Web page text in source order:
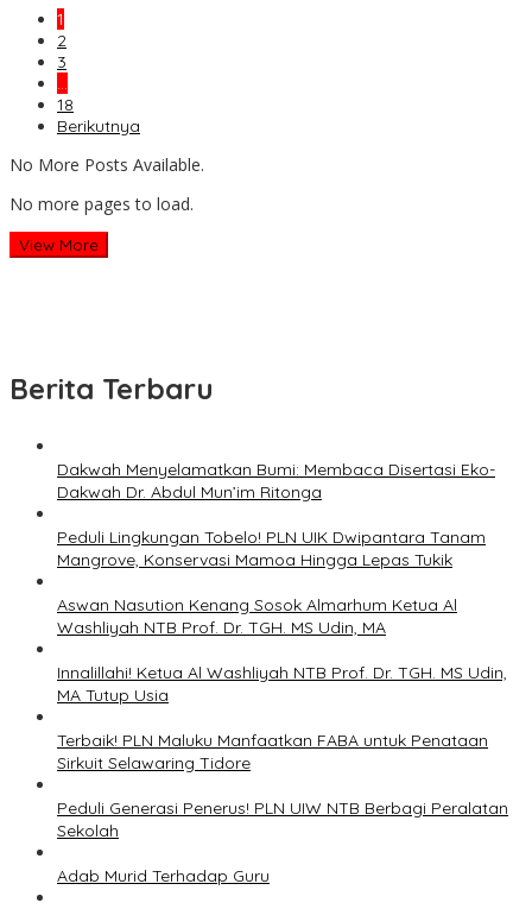
1
2
3
…
18
Berikutnya
No More Posts Available.
No more pages to load.
View More
Berita Terbaru
Dakwah Menyelamatkan Bumi: Membaca Disertasi Eko-
Dakwah Dr. Abdul Mun’im Ritonga
Peduli Lingkungan Tobelo! PLN UIK Dwipantara Tanam
Mangrove, Konservasi Mamoa Hingga Lepas Tukik
Aswan Nasution Kenang Sosok Almarhum Ketua Al
Washliyah NTB Prof. Dr. TGH. MS Udin, MA
Innalillahi! Ketua Al Washliyah NTB Prof. Dr. TGH. MS Udin,
MA Tutup Usia
Terbaik! PLN Maluku Manfaatkan FABA untuk Penataan
Sirkuit Selawaring Tidore
Peduli Generasi Penerus! PLN UIW NTB Berbagi Peralatan
Sekolah
Adab Murid Terhadap Guru